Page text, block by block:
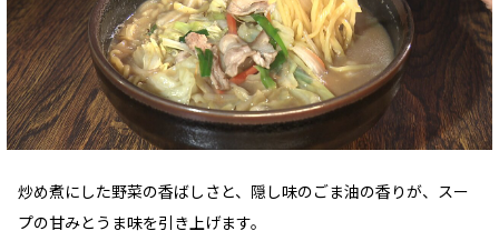
炒め煮にした野菜の香ばしさと、隠し味のごま油の香りが、スー
プの甘みとうま味を引き上げます。